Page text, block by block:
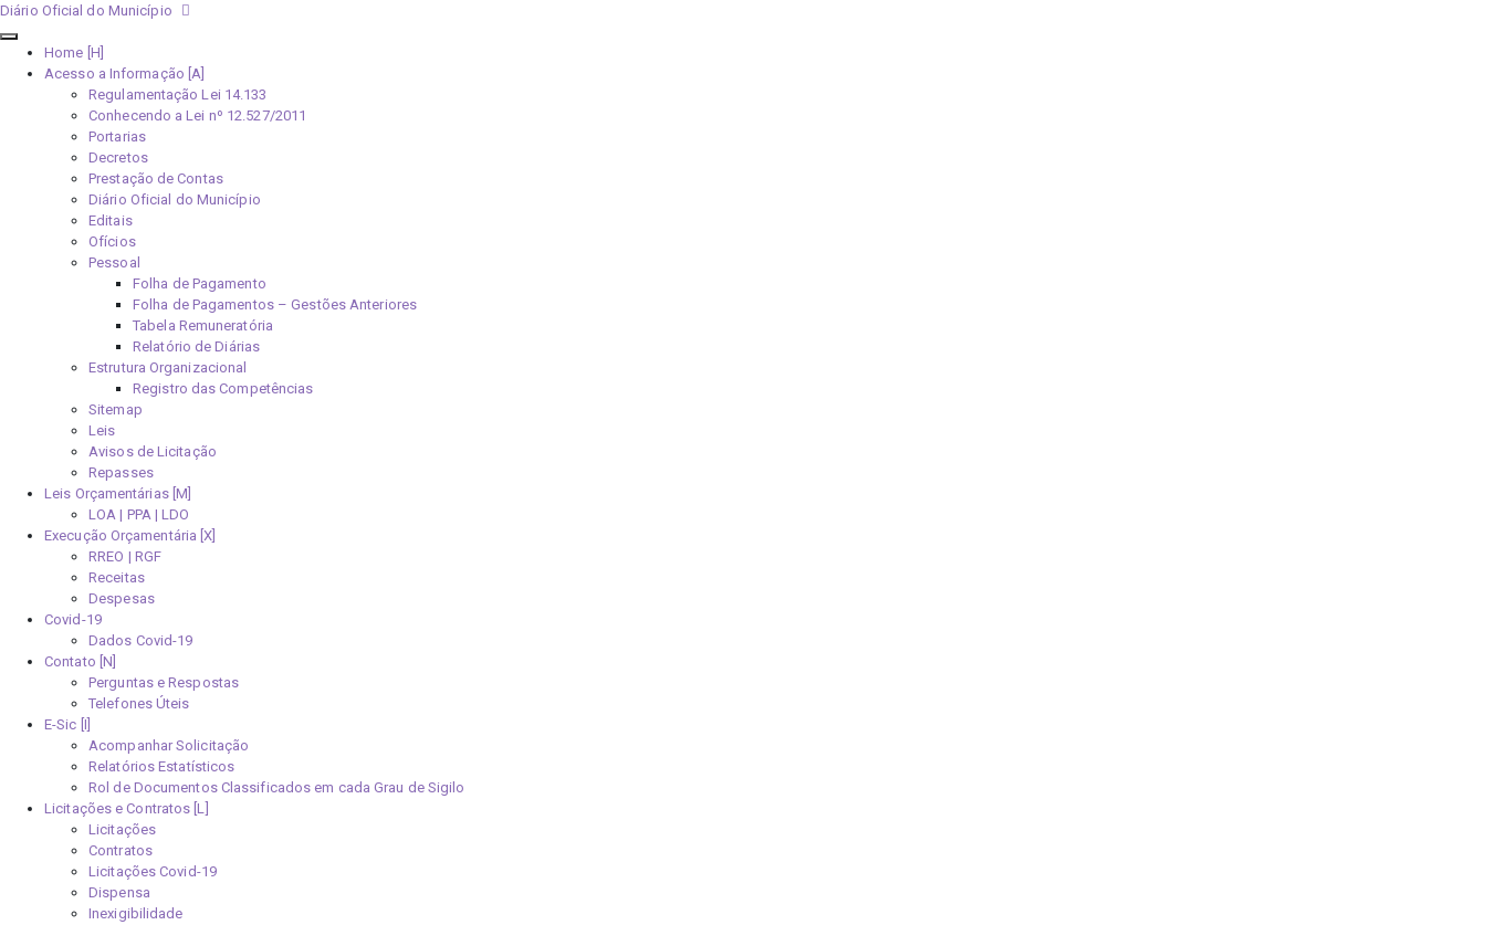
Diário Oficial do Município
Home [H]
Acesso a Informação [A]
Regulamentação Lei 14.133
Conhecendo a Lei nº 12.527/2011
Portarias
Decretos
Prestação de Contas
Diário Oficial do Município
Editais
Ofícios
Pessoal
Folha de Pagamento
Folha de Pagamentos – Gestões Anteriores
Tabela Remuneratória
Relatório de Diárias
Estrutura Organizacional
Registro das Competências
Sitemap
Leis
Avisos de Licitação
Repasses
Leis Orçamentárias [M]
LOA | PPA | LDO
Execução Orçamentária [X]
RREO | RGF
Receitas
Despesas
Covid-19
Dados Covid-19
Contato [N]
Perguntas e Respostas
Telefones Úteis
E-Sic [I]
Acompanhar Solicitação
Relatórios Estatísticos
Rol de Documentos Classificados em cada Grau de Sigilo
Licitações e Contratos [L]
Licitações
Contratos
Licitações Covid-19
Dispensa
Inexigibilidade